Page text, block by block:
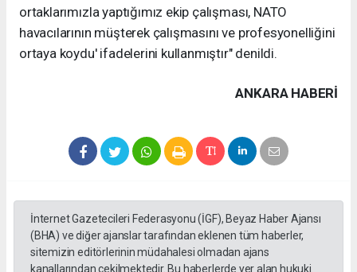
ortaklarımızla yaptığımız ekip çalışması, NATO
havacılarının müşterek çalışmasını ve profesyonelliğini
ortaya koydu' ifadelerini kullanmıştır" denildi.
ANKARA HABERİ
İnternet Gazetecileri Federasyonu (İGF), Beyaz Haber Ajansı
(BHA) ve diğer ajanslar tarafından eklenen tüm haberler,
sitemizin editörlerinin müdahalesi olmadan ajans
kanallarından çekilmektedir. Bu haberlerde yer alan hukuki